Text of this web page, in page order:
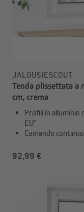
JALOUSIESCOUT
Tenda plissettata a
cm, crema
Profili in alluminio
EU"
Comando
92,99 €